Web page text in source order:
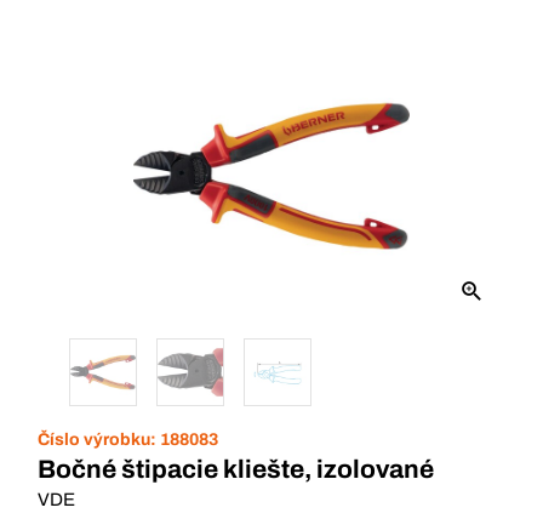
Číslo výrobku: 188083
Bočné štipacie kliešte, izolované
VDE